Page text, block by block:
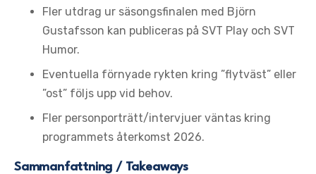
Fler utdrag ur säsongsfinalen med Björn
Gustafsson kan publiceras på SVT Play och SVT
Humor.
Eventuella förnyade rykten kring ”flytväst” eller
”ost” följs upp vid behov.
Fler personporträtt/intervjuer väntas kring
programmets återkomst 2026.
Sammanfattning / Takeaways